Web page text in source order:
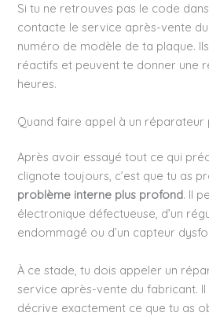
Si tu ne retrouves pas le code
contacte le service après-vente
numéro de modèle de ta plaque.
réactifs et peuvent te donner une
heures.
Quand faire appel à un réparateur
Après avoir essayé tout ce qui
clignote toujours, c’est que tu as
problème interne plus profond. Il
électronique défectueuse, d’un
endommagé ou d’un capteur
À ce stade, tu dois appeler un
service après-vente du fabricant. Il
décrive exactement ce que tu as